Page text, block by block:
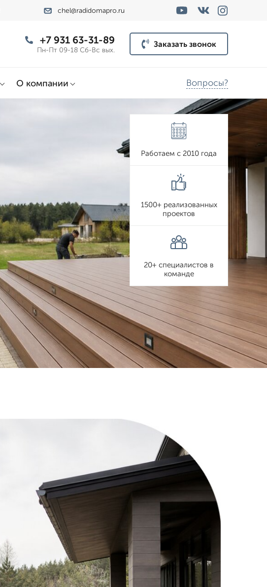
chel@radidomapro.ru
+7 931 63-31-89
Пн-Пт 09-18 Сб-Вс вых.
Заказать звонок
О компании Вопросы?
Работаем с 2010 года
1500+ реализованных
проектов
20+ специалистов в
команде